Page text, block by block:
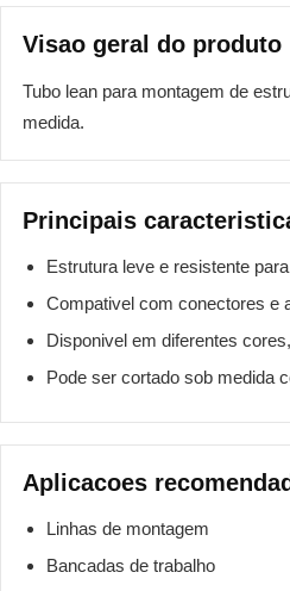
Visao geral do produto
Tubo lean para montagem de
medida.
Principais
Estrutura leve e resistente
Compativel com conectores e
Disponivel em diferentes
Pode ser cortado sob medida
Aplicacoes
Linhas de montagem
Bancadas de trabalho